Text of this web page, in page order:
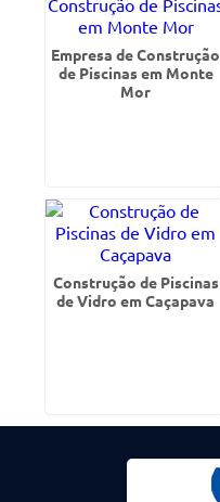
Empresa de Construção
de Piscinas em Monte
Mor
Construção de Piscinas
de Vidro em Caçapava